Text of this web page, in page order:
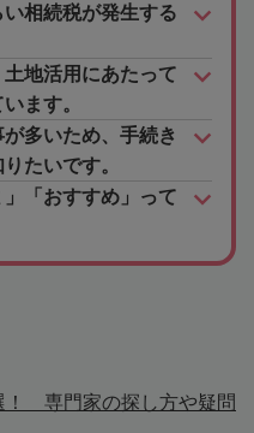
相続税が発生する
地活用にあたって
ます。
多いため、手続き
たいです。
」「おすすめ」って
！ 専門家の探し方や疑問